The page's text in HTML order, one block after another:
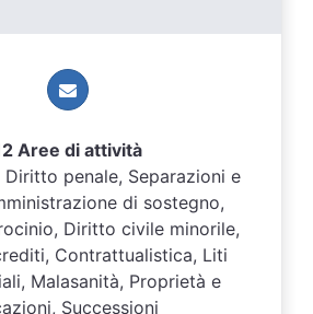
Aree di attività
penale, Separazioni e
di sostegno,
Diritto civile minorile,
Contrattualistica, Liti
Malasanità, Proprietà e
Successioni